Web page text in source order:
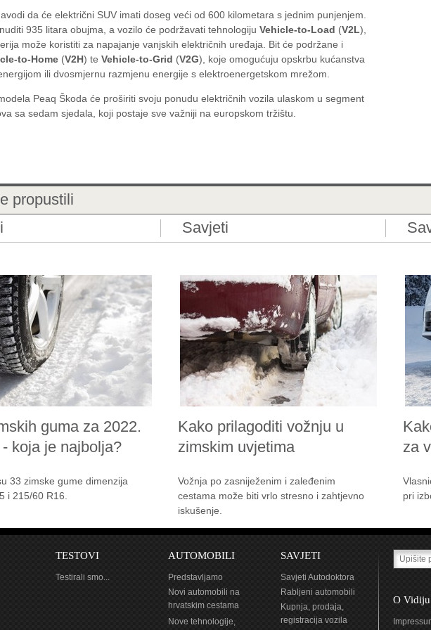
da će električni SUV imati doseg veći od 600 kilometara s jednim punjenjem.
935 litara obujma, a vozilo će podržavati tehnologiju Vehicle-to-Load (V2L),
može koristiti za napajanje vanjskih električnih uređaja. Bit će podržane i
to-Home (V2H) te Vehicle-to-Grid (V2G), koje omogućuju opskrbu kućanstva
ili dvosmjernu razmjenu energije s elektroenergetskom mrežom.
Peaq Škoda će proširiti svoju ponudu električnih vozila ulaskom u segment
sa sedam sjedala, koji postaje sve važniji na europskom tržištu.
propustili
Savjeti
guma za 2022.
koja je najbolja?
33 zimske gume dimenzija
i 215/60 R16.
Kako prilagoditi vožnju u
zimskim uvjetima
Vožnja po zasniježenim i zaleđenim
cestama može biti vrlo stresno i zahtjevno
iskušenje.
za
pri
TESTOVI
Testirali smo...
AUTOMOBILI
Predstavljamo
Novi automobili na
hrvatskim cestama
Nove tehnologije,
SAVJETI
Savjeti Autodoktora
Rabljeni automobili
Kupnja, prodaja,
registracija vozila
O Vidiju